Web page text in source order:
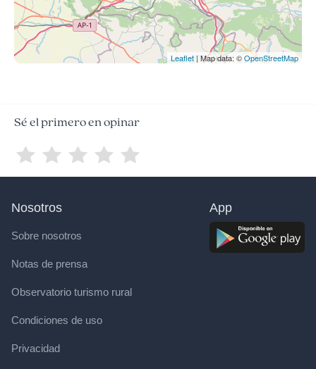
Leaflet | Map data: ©OpenStreetMap
Sé el primero en opinar
Nosotros
Sobre nosotros
Notas de prensa
Observatorio turismo rural
Condiciones de uso
Privacidad
App